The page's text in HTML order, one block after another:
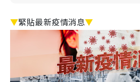
▼緊貼最新疫情消息▼